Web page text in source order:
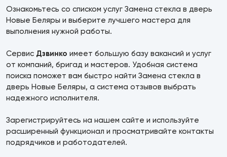
Ознакомьтесь со списком услуг Замена стекла в дверь
Новые Беляры и выберите лучшего мастера для
выполнения нужной работы.
Сервис Дзвинко имеет большую базу вакансий и услуг
от компаний, бригад и мастеров. Удобная система
поиска поможет вам быстро найти Замена стекла в
дверь Новые Беляры, а система отзывов выбрать
надежного исполнителя.
Зарегистрируйтесь на нашем сайте и используйте
расширенный функционал и просматривайте контакты
подрядчиков и работодателей.